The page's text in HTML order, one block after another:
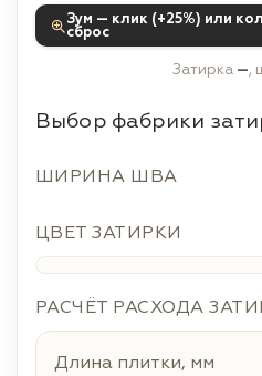
Зум — клик (+25%) или
сброс
Затирка —,
Выбор фабрики
ШИРИНА ШВА
ЦВЕТ ЗАТИРКИ
РАСЧЁТ РАСХОДА
Длина плитки, мм